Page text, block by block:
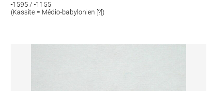
-1595 / -1155
(Kassite = Médio-babylonien [?])